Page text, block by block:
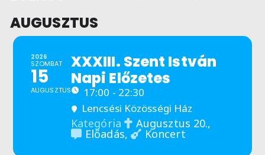
AUGUSZTUS
2026
SZOMBAT
15
AUGUSZTUS
XXXIII. Szent István
Napi Előzetes
17:00 - 22:30
Lencsési Közösségi Ház
Kategória Augusztus 20.,
Előadás, Koncert